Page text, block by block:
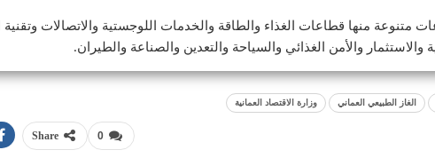
متنوعة منها قطاعات الغذاء والطاقة والخدمات اللوجستية والاتصالات وتقنية
والاستثمار والأمن الغذائي والسياحة والتعدين والصناعة والطيران.
الغاز الطبيعي العماني وزارة الاقتصاد العمانية
0
Share